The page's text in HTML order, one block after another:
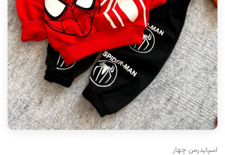
اسپایدرمن چهار